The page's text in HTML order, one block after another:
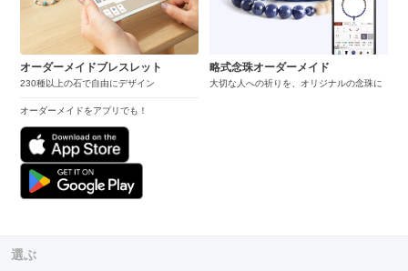
オーダーメイドブレスレット
230種以上の石で自由にデザイン
オーダーメイドをアプリでも！
略式念珠オーダーメイド
大切な人への祈りを、オリジナルの念珠に
選ぶ